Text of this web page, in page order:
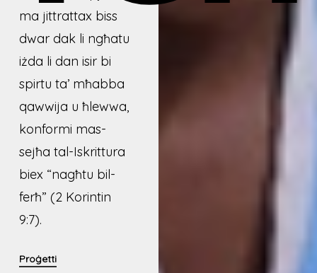
ma jittrattax biss
dwar dak li ngħatu
iżda li dan isir bi
spirtu ta’ mħabba
qawwija u ħlewwa,
konformi mas-
sejħa tal-Iskrittura
biex “nagħtu bil-
ferħ” (2 Korintin
9:7).
Proġetti